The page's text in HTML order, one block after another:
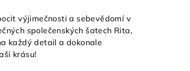
výjimečnosti a sebevědomí v
společenských šatech Rita,
každý detail a dokonale
krásu!